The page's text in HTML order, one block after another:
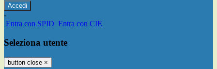
-
Entra con SPID Entra con CIE
Seleziona utente
button close ×